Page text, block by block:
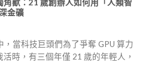
獸：21 歲創辦人如何用「人類智
金礦
，當科技巨頭們為了爭奪 GPU 算力
時，有三個年僅 21 歲的年輕人，